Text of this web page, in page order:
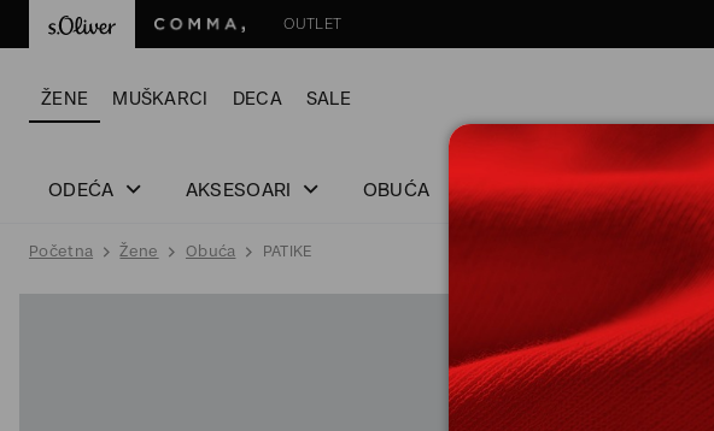
OUTLET
ŽENE MUŠKARCI DECA SALE
ODEĆA AKSESOARI OBUĆA
Početna Žene Obuća PATIKE